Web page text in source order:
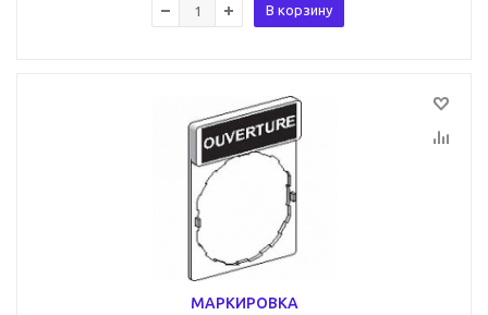
В корзину
МАРКИРОВКА